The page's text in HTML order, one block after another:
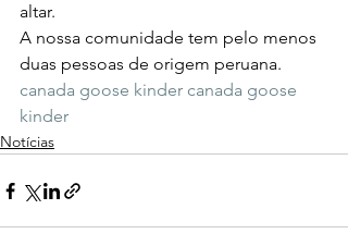
altar.
A nossa comunidade tem pelo menos
duas pessoas de origem peruana.
canada goose kinder canada goose
kinder
Notícias